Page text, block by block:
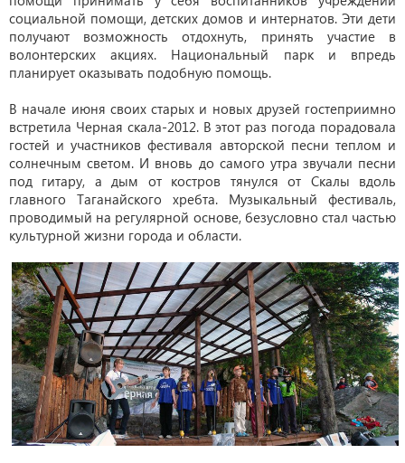
социальной помощи, детских домов и интернатов. Эти дети
получают возможность отдохнуть, принять участие в
волонтерских акциях. Национальный парк и впредь
планирует оказывать подобную помощь.
В начале июня своих старых и новых друзей гостеприимно
встретила Черная скала-2012. В этот раз погода порадовала
гостей и участников фестиваля авторской песни теплом и
солнечным светом. И вновь до самого утра звучали песни
под гитару, а дым от костров тянулся от Скалы вдоль
главного Таганайского хребта. Музыкальный фестиваль,
проводимый на регулярной основе, безусловно стал частью
культурной жизни города и области.